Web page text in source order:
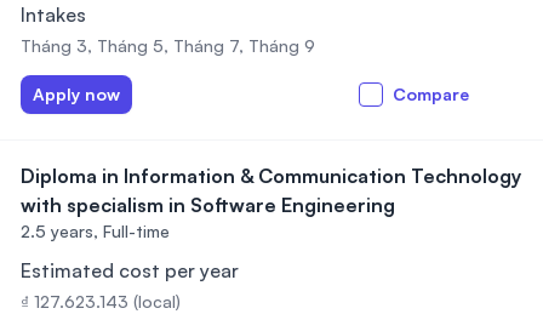
Intakes
Tháng 3, Tháng 5, Tháng 7, Tháng 9
Apply now Compare
Diploma in Information & Communication Technology
with specialism in Software Engineering
2.5 years, Full-time
Estimated cost per year
₫ 127.623.143 (local)